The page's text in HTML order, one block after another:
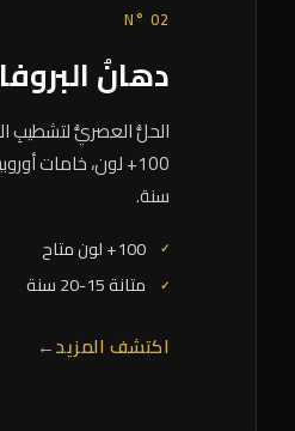
N° 02
دهانُ
الحلُّ العصريُّ لتشطيبِ
سنة.
100+ لون متاح
متانة 15-20 سنة
اكتشف المزيد←